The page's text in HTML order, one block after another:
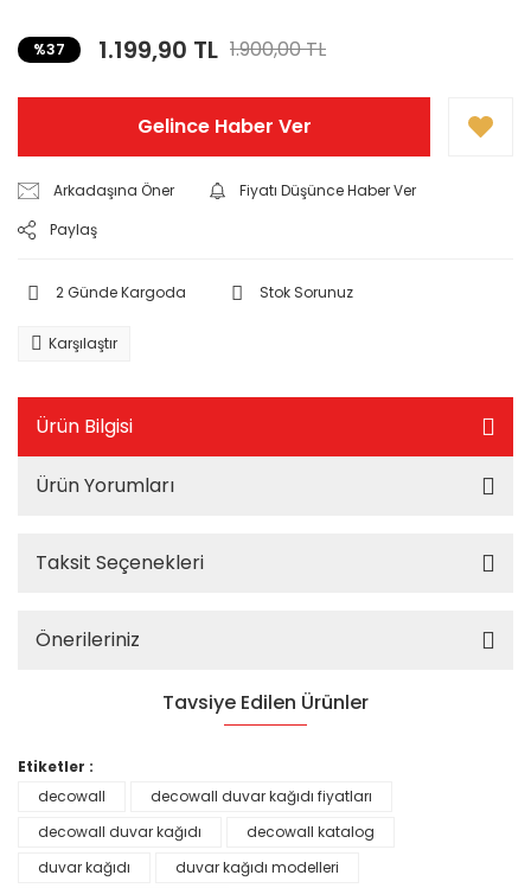
%37 1.199,90 TL 1.900,00 TL
Gelince Haber Ver
Arkadaşına Öner
Fiyatı Düşünce Haber Ver
Paylaş
2 Günde Kargoda Stok Sorunuz
Karşılaştır
Ürün Bilgisi
Ürün Yorumları
Taksit Seçenekleri
Önerileriniz
Tavsiye Edilen Ürünler
Etiketler :
decowall
decowall duvar kağıdı fiyatları
decowall duvar kağıdı
decowall katalog
duvar kağıdı
duvar kağıdı modelleri